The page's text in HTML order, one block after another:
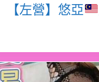
【左營】悠亞